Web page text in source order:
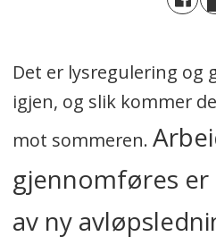
Det er lysregulering og
igjen, og slik kommer
mot sommeren.
gjennomføres
av ny